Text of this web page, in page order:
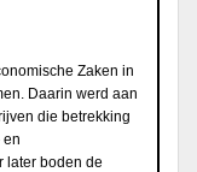
Zaken in
Daarin werd aan
die betrekking
en
later boden de